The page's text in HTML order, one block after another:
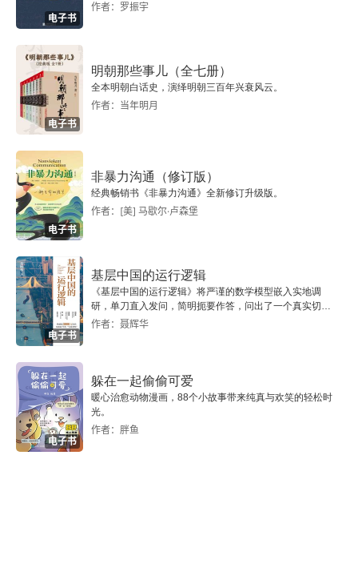
06 太平天国
07 胡家花园
第九章 民国肇生
02 南洋劝业会
03 中华民国临时大总统
04 二次革命
05 黄金的十年
06 酖毒山川亦可怜
07 国民代表大会
后记
电子书
作者：罗振宇
电子书
明朝那些事儿（全七册）
全本明朝白话史，演绎明朝三百年兴衰风云。
作者：当年明月
电子书
非暴力沟通（修订版）
经典畅销书《非暴力沟通》全新修订升级版。
作者：[美] 马歇尔·卢森堡
电子书
基层中国的运行逻辑
《基层中国的运行逻辑》将严谨的数学模型嵌入实地调
研，单刀直入发问，简明扼要作答，问出了一个真实切近
的基层中国。
作者：聂辉华
电子书
躲在一起偷偷可爱
暖心治愈动物漫画，88个小故事带来纯真与欢笑的轻松时
光。
作者：胖鱼